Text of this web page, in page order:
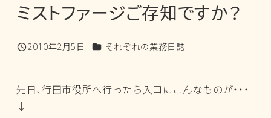
ミストファージご存知ですか？
投稿日
2010年2月5日 カテゴリー
それぞれの業務日誌
先日、行田市役所へ行ったら入口にこんなものが・・・
↓